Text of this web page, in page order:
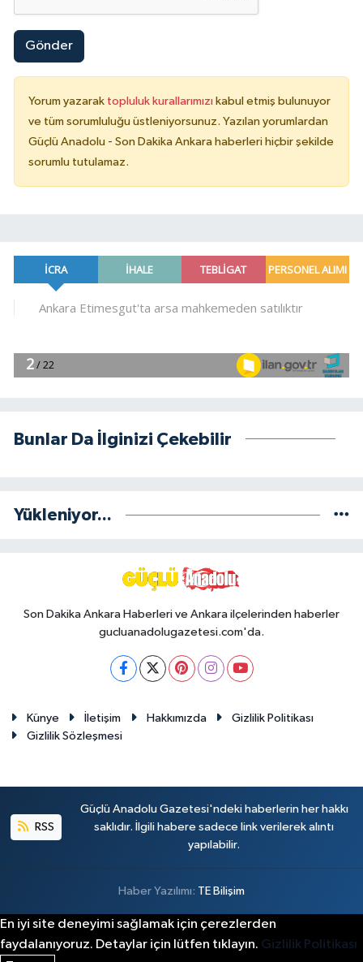
Gönder
Yorum yazarak topluluk kurallarımızı kabul etmiş bulunuyor
ve tüm sorumluluğu üstleniyorsunuz. Yazılan yorumlardan
Güçlü Anadolu - Son Dakika Ankara haberleri hiçbir şekilde
sorumlu tutulamaz.
Bunlar Da İlginizi Çekebilir
Yükleniyor...
Son Dakika Ankara Haberleri ve Ankara ilçelerinden haberler
gucluanadolugazetesi.com'da.
Künye İletişim Hakkımızda
Gizlilik Politikası
Gizlilik Sözleşmesi
RSS
Güçlü Anadolu Gazetesi'ndeki haberlerin her hakkı
saklıdır. İlgili habere sadece link verilerek alıntı
yapılabilir.
Haber Yazılımı: TE Bilişim
En iyi site deneyimi sağlamak için çerezlerden
faydalanıyoruz. Detaylar için lütfen tıklayın. Gizlilik Politikası